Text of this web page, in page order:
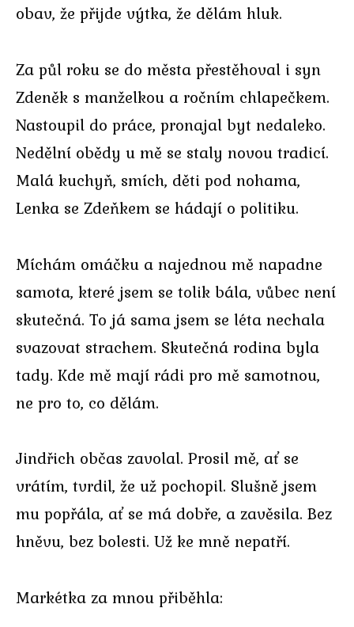
obav, že přijde výtka, že dělám hluk.
Za půl roku se do města přestěhoval i syn
Zdeněk s manželkou a ročním chlapečkem.
Nastoupil do práce, pronajal byt nedaleko.
Nedělní obědy u mě se staly novou tradicí.
Malá kuchyň, smích, děti pod nohama,
Lenka se Zdeňkem se hádají o politiku.
Míchám omáčku a najednou mě napadne
samota, které jsem se tolik bála, vůbec není
skutečná. To já sama jsem se léta nechala
svazovat strachem. Skutečná rodina byla
tady. Kde mě mají rádi pro mě samotnou,
ne pro to, co dělám.
Jindřich občas zavolal. Prosil mě, ať se
vrátím, tvrdil, že už pochopil. Slušně jsem
mu popřála, ať se má dobře, a zavěsila. Bez
hněvu, bez bolesti. Už ke mně nepatří.
Markétka za mnou přiběhla: